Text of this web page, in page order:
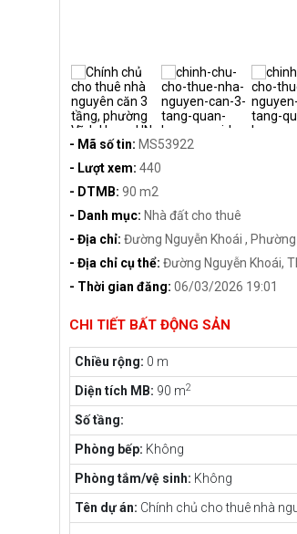
- Mã số tin: MS53922
- Lượt xem: 440
- DTMB: 90 m2
- Danh mục: Nhà đất cho thuê
- Địa chỉ: Đường Nguyễn Khoái ,
- Địa chỉ cụ thể: Đường Nguyễn Khoái,
- Thời gian đăng: 06/03/2026 19:01
CHI TIẾT BẤT ĐỘNG SẢN
Chiều rộng: 0 m
Diện tích MB: 90 m2
Số tầng:
Phòng bếp: Không
Phòng tắm/vệ sinh: Không
Tên dự án: Chính chủ cho thuê nhà